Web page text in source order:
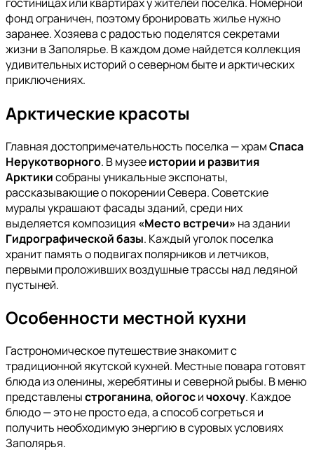
фонд ограничен, поэтому бронировать жилье нужно
заранее. Хозяева с радостью поделятся секретами
жизни в Заполярье. В каждом доме найдется коллекция
удивительных историй о северном быте и арктических
приключениях.
Арктические красоты
Главная достопримечательность поселка — храмСпаса
Нерукотворного. В музееистории и развития
Арктикисобраны уникальные экспонаты,
рассказывающие о покорении Севера. Советские
муралы украшают фасады зданий, среди них
выделяется композиция «Место встречи» на здании
Гидрографической базы. Каждый уголок поселка
хранит память о подвигах полярников и летчиков,
первыми проложивших воздушные трассы над ледяной
пустыней.
Особенности местной кухни
Гастрономическое путешествие знакомит с
традиционной якутской кухней. Местные повара готовят
блюда из оленины, жеребятины и северной рыбы. В меню
представленыстроганина,ойогосичохочу. Каждое
блюдо — это не просто еда, а способ согреться и
получить необходимую энергию в суровых условиях
Заполярья.